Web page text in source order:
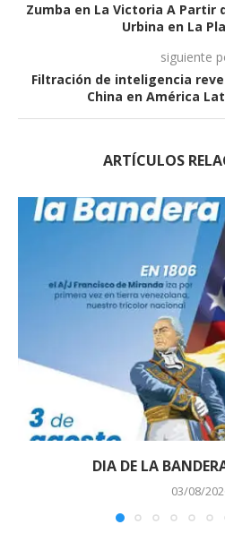
Zumba en La Victoria A Partir
Urbina en La
siguiente
Filtración de inteligencia
China en América
ARTÍCULOS
DIA DE LA
03/08/